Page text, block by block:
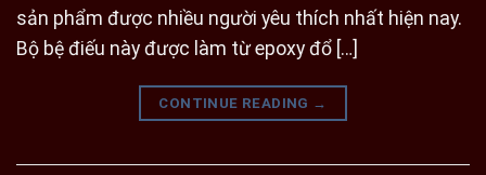
sản phẩm được nhiều người yêu thích nhất hiện nay.
Bộ bệ điếu này được làm từ epoxy đổ […]
CONTINUE READING →